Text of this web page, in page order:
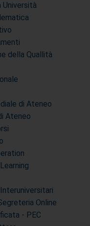
Università
della Quallità
di Ateneo
Ateneo
Online
- PEC